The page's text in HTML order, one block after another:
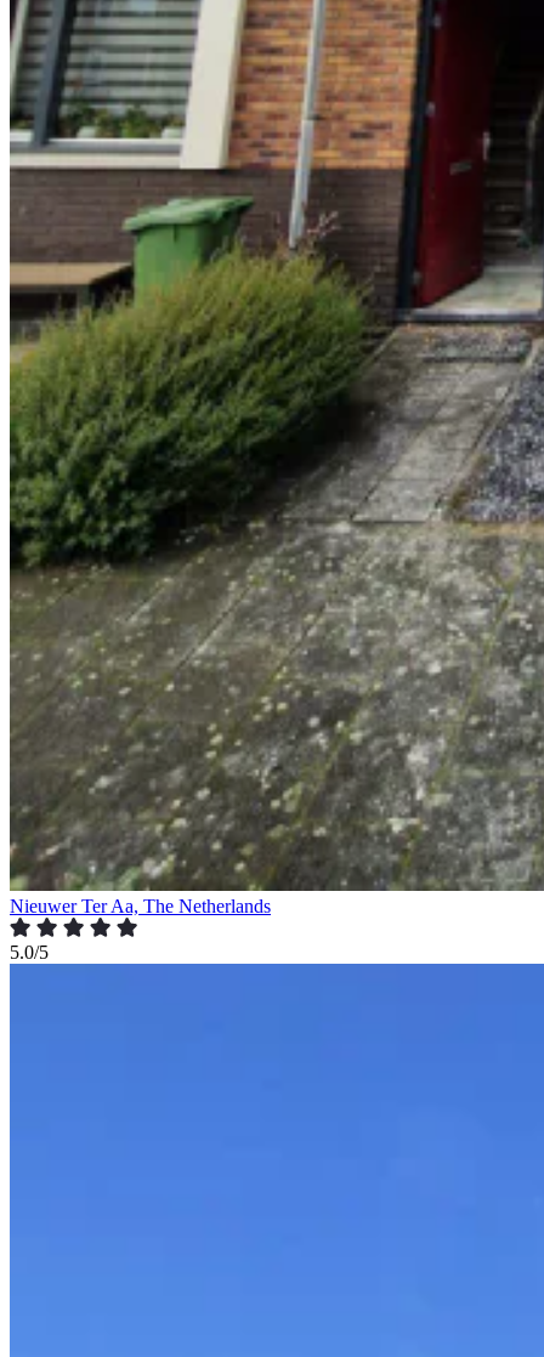
Nieuwer Ter Aa, The Netherlands
5.0/5